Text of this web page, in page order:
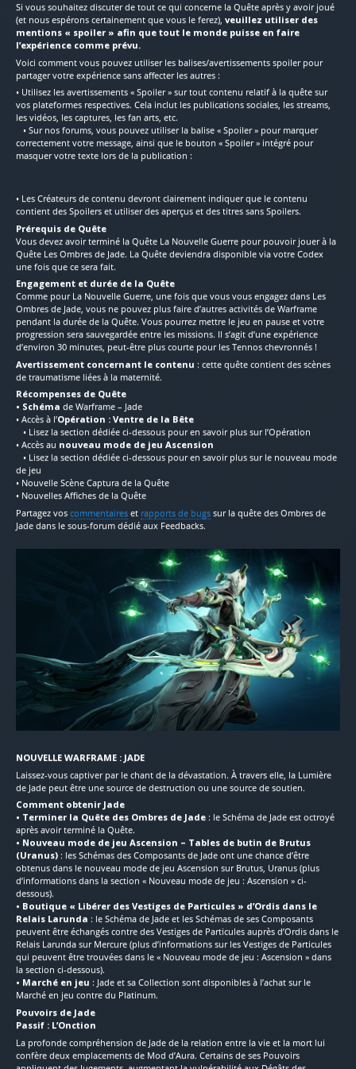
Si vous souhaitez discuter de tout ce qui concerne la Quête après y avoir joué
(et nous espérons certainement que vous le ferez), veuillez utiliser des
mentions « spoiler » afin que tout le monde puisse en faire
l’expérience comme prévu.
Voici comment vous pouvez utiliser les balises/avertissements spoiler pour
partager votre expérience sans affecter les autres :
• Utilisez les avertissements « Spoiler » sur tout contenu relatif à la quête sur
vos plateformes respectives. Cela inclut les publications sociales, les streams,
les vidéos, les captures, les fan arts, etc.
• Sur nos forums, vous pouvez utiliser la balise « Spoiler » pour marquer
correctement votre message, ainsi que le bouton « Spoiler » intégré pour
masquer votre texte lors de la publication :
• Les Créateurs de contenu devront clairement indiquer que le contenu
contient des Spoilers et utiliser des aperçus et des titres sans Spoilers.
Prérequis de Quête
Vous devez avoir terminé la Quête La Nouvelle Guerre pour pouvoir jouer à la
Quête Les Ombres de Jade. La Quête deviendra disponible via votre Codex
une fois que ce sera fait.
Engagement et durée de la Quête
Comme pour La Nouvelle Guerre, une fois que vous vous engagez dans Les
Ombres de Jade, vous ne pouvez plus faire d’autres activités de Warframe
pendant la durée de la Quête. Vous pourrez mettre le jeu en pause et votre
progression sera sauvegardée entre les missions. Il s’agit d’une expérience
d’environ 30 minutes, peut-être plus courte pour les Tennos chevronnés !
Avertissement concernant le contenu : cette quête contient des scènes
de traumatisme liées à la maternité.
Récompenses de Quête
• Schéma de Warframe – Jade
• Accès à l’Opération : Ventre de la Bête
• Lisez la section dédiée ci-dessous pour en savoir plus sur l’Opération
• Accès au nouveau mode de jeu Ascension
• Lisez la section dédiée ci-dessous pour en savoir plus sur le nouveau mode
de jeu
• Nouvelle Scène Captura de la Quête
• Nouvelles Affiches de la Quête
Partagez vos commentaires et rapports de bugs sur la quête des Ombres de
Jade dans le sous-forum dédié aux Feedbacks.
NOUVELLE WARFRAME : JADE
Laissez-vous captiver par le chant de la dévastation. À travers elle, la Lumière
de Jade peut être une source de destruction ou une source de soutien.
Comment obtenir Jade
• Terminer la Quête des Ombres de Jade : le Schéma de Jade est octroyé
après avoir terminé la Quête.
• Nouveau mode de jeu Ascension – Tables de butin de Brutus
(Uranus) : les Schémas des Composants de Jade ont une chance d’être
obtenus dans le nouveau mode de jeu Ascension sur Brutus, Uranus (plus
d’informations dans la section « Nouveau mode de jeu : Ascension » ci-
dessous).
• Boutique « Libérer des Vestiges de Particules » d’Ordis dans le
Relais Larunda : le Schéma de Jade et les Schémas de ses Composants
peuvent être échangés contre des Vestiges de Particules auprès d’Ordis dans le
Relais Larunda sur Mercure (plus d’informations sur les Vestiges de Particules
qui peuvent être trouvées dans le « Nouveau mode de jeu : Ascension » dans
la section ci-dessous).
• Marché en jeu : Jade et sa Collection sont disponibles à l’achat sur le
Marché en jeu contre du Platinum.
Pouvoirs de Jade
Passif : L’Onction
La profonde compréhension de Jade de la relation entre la vie et la mort lui
confère deux emplacements de Mod d’Aura. Certains de ses Pouvoirs